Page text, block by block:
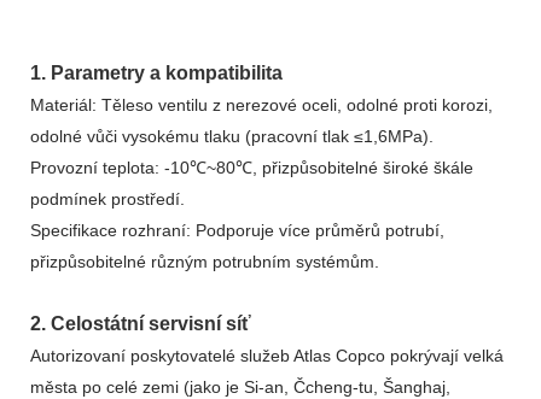
1. Parametry a kompatibilita
Materiál: Těleso ventilu z nerezové oceli, odolné proti korozi,
odolné vůči vysokému tlaku (pracovní tlak ≤1,6MPa).
Provozní teplota: -10℃~80℃, přizpůsobitelné široké škále
podmínek prostředí.
Specifikace rozhraní: Podporuje více průměrů potrubí,
přizpůsobitelné různým potrubním systémům.
2. Celostátní servisní síť
Autorizovaní poskytovatelé služeb Atlas Copco pokrývají velká
města po celé zemi (jako je Si-an, Čcheng-tu, Šanghaj,